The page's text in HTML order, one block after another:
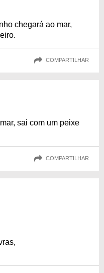
chegará ao mar,
COMPARTILHAR
sai com um peixe
COMPARTILHAR